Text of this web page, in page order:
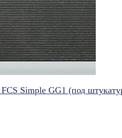
Simple GG1 (под